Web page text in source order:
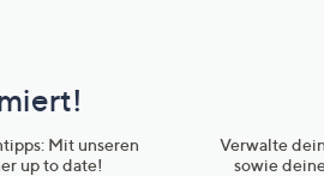
unten
Mit unseren
up to date!
Verwalte
sowie